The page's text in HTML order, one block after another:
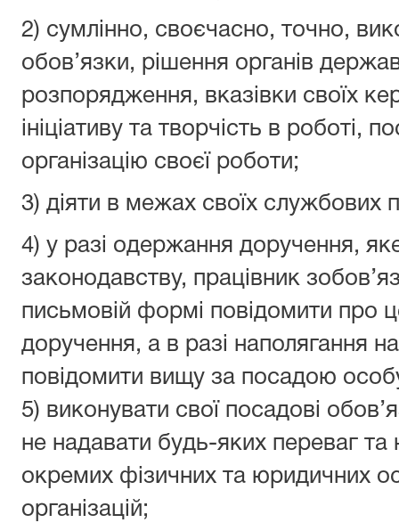
2) сумлінно, своєчасно, точно,
обов’язки, рішення органів
розпорядження, вказівки своїх
ініціативу та творчість в роботі,
організацію своєї роботи;
3) діяти в межах своїх службових
4) у разі одержання доручення,
законодавству, працівник
письмовій формі повідомити про
доручення, а в разі наполягання
повідомити вищу за посадою
5) виконувати свої посадові
не надавати будь-яких переваг та
окремих фізичних та юридичних
організацій;